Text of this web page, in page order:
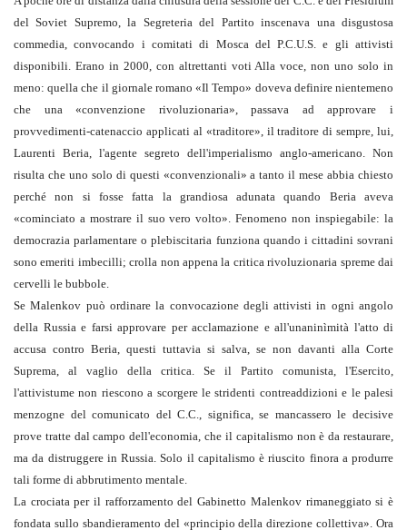
del Soviet Supremo, la Segreteria del Partito inscenava una disgustosa
commedia, convocando i comitati di Mosca del P.C.U.S. e gli attivisti
disponibili. Erano in 2000, con altrettanti voti Alla voce, non uno solo in
meno: quella che il giornale romano «Il Tempo» doveva definire nientemeno
che una «convenzione rivoluzionaria», passava ad approvare i
provvedimenti-catenaccio applicati al «traditore», il traditore di sempre, lui,
Laurenti Beria, l'agente segreto dell'imperialismo anglo-americano. Non
risulta che uno solo di questi «convenzionali» a tanto il mese abbia chiesto
perché non si fosse fatta la grandiosa adunata quando Beria aveva
«cominciato a mostrare il suo vero volto». Fenomeno non inspiegabile: la
democrazia parlamentare o plebiscitaria funziona quando i cittadini sovrani
sono emeriti imbecilli; crolla non appena la critica rivoluzionaria spreme dai
cervelli le bubbole.
Se Malenkov può ordinare la convocazione degli attivisti in ogni angolo
della Russia e farsi approvare per acclamazione e all'unaninìmità l'atto di
accusa contro Beria, questi tuttavia si salva, se non davanti alla Corte
Suprema, al vaglio della critica. Se il Partito comunista, l'Esercito,
l'attivistume non riescono a scorgere le stridenti contreaddizioni e le palesi
menzogne del comunicato del C.C., significa, se mancassero le decisive
prove tratte dal campo dell'economia, che il capitalismo non è da restaurare,
ma da distruggere in Russia. Solo il capitalismo è riuscito finora a produrre
tali forme di abbrutimento mentale.
La crociata per il rafforzamento del Gabinetto Malenkov rimaneggiato si è
fondata sullo sbandieramento del «principio della direzione collettiva». Ora